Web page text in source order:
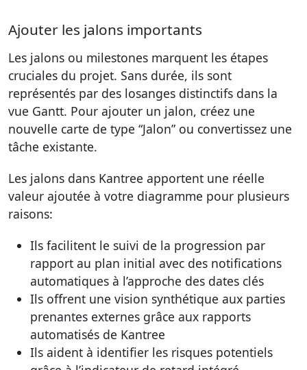
Ajouter les jalons importants
Les jalons ou milestones marquent les étapes
cruciales du projet. Sans durée, ils sont
représentés par des losanges distinctifs dans la
vue Gantt. Pour ajouter un jalon, créez une
nouvelle carte de type “Jalon” ou convertissez une
tâche existante.
Les jalons dans Kantree apportent une réelle
valeur ajoutée à votre diagramme pour plusieurs
raisons:
Ils facilitent le suivi de la progression par
rapport au plan initial avec des notifications
automatiques à l’approche des dates clés
Ils offrent une vision synthétique aux parties
prenantes externes grâce aux rapports
automatisés de Kantree
Ils aident à identifier les risques potentiels